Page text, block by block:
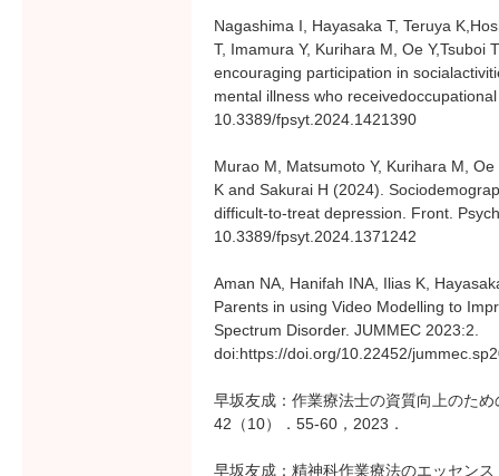
Nagashima I, Hayasaka T, Teruya
T, Imamura Y, Kurihara M, Oe Y,Tsuboi
encouraging participation in
mental illness who
10.3389/fpsyt.2024.1421390
Murao M, Matsumoto Y, Kurihara M,
K and Sakurai H (2024).
difficult-to-treat depression. Front.
10.3389/fpsyt.2024.1371242
Aman NA, Hanifah INA, Ilias K,
Parents in using Video Modelling to
Spectrum Disorder. JUMMEC 2023:2.
doi:https://doi.org/10.22452/
早坂友成：作業療法士の資質向上のた
42（10）．55-60，2023．
早坂友成：精神科作業療法のエッセン